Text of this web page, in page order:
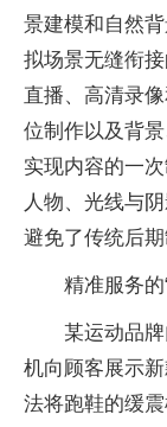
景建模和自然
拟场景无缝衔
直播、高清录
位制作以及背
实现内容的一
人物、光线与
避免了传统后
精准服务的
某运动品
机向顾客展示
法将跑鞋的缓